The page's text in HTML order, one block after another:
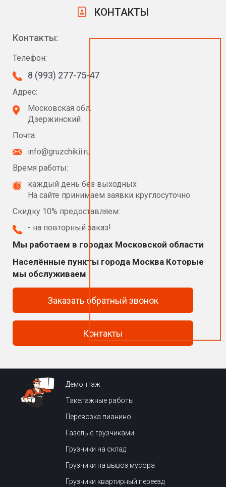
КОНТАКТЫ
Контакты:
Телефон:
8 (993) 277-75-47
Адрес:
Московская обл.
Дзержинский
Почта:
info@gruzchikii.ru
Время работы:
каждый день без выходных
На сайте принимаем заявки круглосуточно
Скидку 10% предоставляем:
- на повторный заказ!
Мы работаем в городах Московской области
Населённые пункты города Москва Которые
мы обслуживаем
Заказать обратный звонок
Контакты
Демонтаж
Такелажные работы
Перевозка пианино
Газель с грузчиками
Грузчики на склад
Грузчики на вывоз мусора
Грузчики квартирный переезд